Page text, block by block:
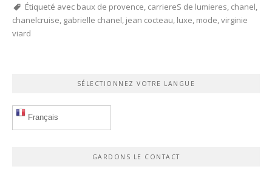
Étiqueté avec baux de provence, carriereS de lumieres, chanel,
chanelcruise, gabrielle chanel, jean cocteau, luxe, mode,virginie
viard
SÉLECTIONNEZ VOTRE LANGUE
Français
GARDONS LE CONTACT